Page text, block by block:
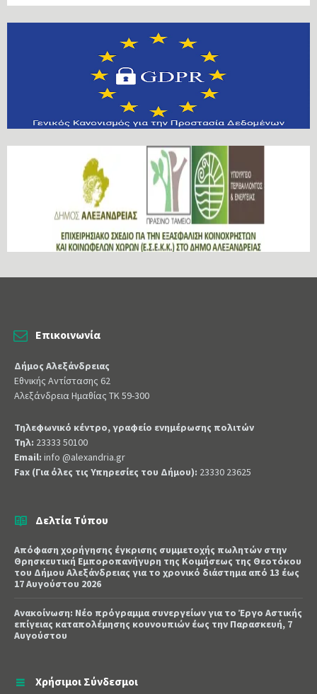
Επικοινωνία
Δήμος Αλεξάνδρειας
Εθνικής Αντίστασης 62
Αλεξάνδρεια Ημαθίας ΤΚ 59-300
Τηλεφωνικό κέντρο, γραφείο ενημέρωσης πολιτών
Τηλ: 23333 50100
Email: info @alexandria.gr
Fax (Για όλες τις Υπηρεσίες του Δήμου): 23330 23625
Δελτία Τύπου
Απόφαση χορήγησης έγκρισης συμμετοχής πωλητών στην
Θρησκευτική Εμποροπανήγυρη της Κοιμήσεως της Θεοτόκου
του Δήμου Αλεξάνδρειας για το χρονικό διάστημα από 13 έως
17 Αυγούστου 2026
Ανακοίνωση: Νέο πρόγραμμα συνεργείων για το Έργο Αστικής
επίγειας καταπολέμησης κουνουπιών έως την Παρασκευή, 7
Αυγούστου
Χρήσιμοι Σύνδεσμοι